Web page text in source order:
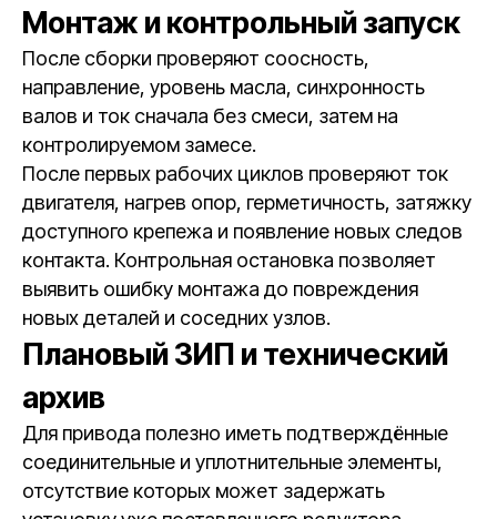
Монтаж и контрольный запуск
После сборки проверяют соосность,
направление, уровень масла, синхронность
валов и ток сначала без смеси, затем на
контролируемом замесе.
После первых рабочих циклов проверяют ток
двигателя, нагрев опор, герметичность, затяжку
доступного крепежа и появление новых следов
контакта. Контрольная остановка позволяет
выявить ошибку монтажа до повреждения
новых деталей и соседних узлов.
Плановый ЗИП и технический
архив
Для привода полезно иметь подтверждённые
соединительные и уплотнительные элементы,
отсутствие которых может задержать